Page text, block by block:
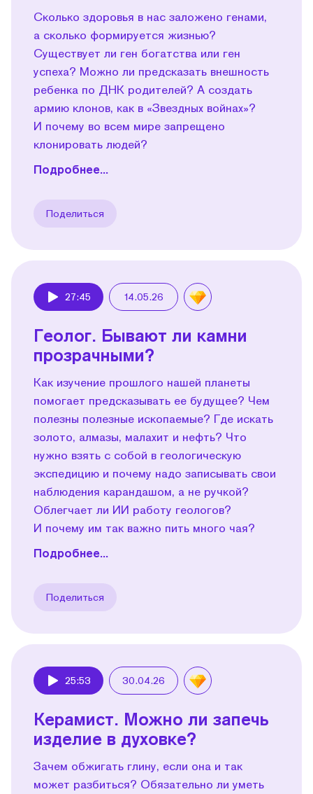
Сколько здоровья в нас заложено генами,
а сколько формируется жизнью?
Существует ли ген богатства или ген
успеха? Можно ли предсказать внешность
ребенка по ДНК родителей? А создать
армию клонов, как в «Звездных войнах»?
И почему во всем мире запрещено
клонировать людей?
Подробнее...
Поделиться
27:45 14.05.26
Геолог. Бывают ли камни
прозрачными?
Как изучение прошлого нашей планеты
помогает предсказывать ее будущее? Чем
полезны полезные ископаемые? Где искать
золото, алмазы, малахит и нефть? Что
нужно взять с собой в геологическую
экспедицию и почему надо записывать свои
наблюдения карандашом, а не ручкой?
Облегчает ли ИИ работу геологов?
И почему им так важно пить много чая?
Подробнее...
Поделиться
25:53 30.04.26
Керамист. Можно ли запечь
изделие в духовке?
Зачем обжигать глину, если она и так
может разбиться? Обязательно ли уметь